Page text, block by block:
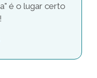
é o lugar certo